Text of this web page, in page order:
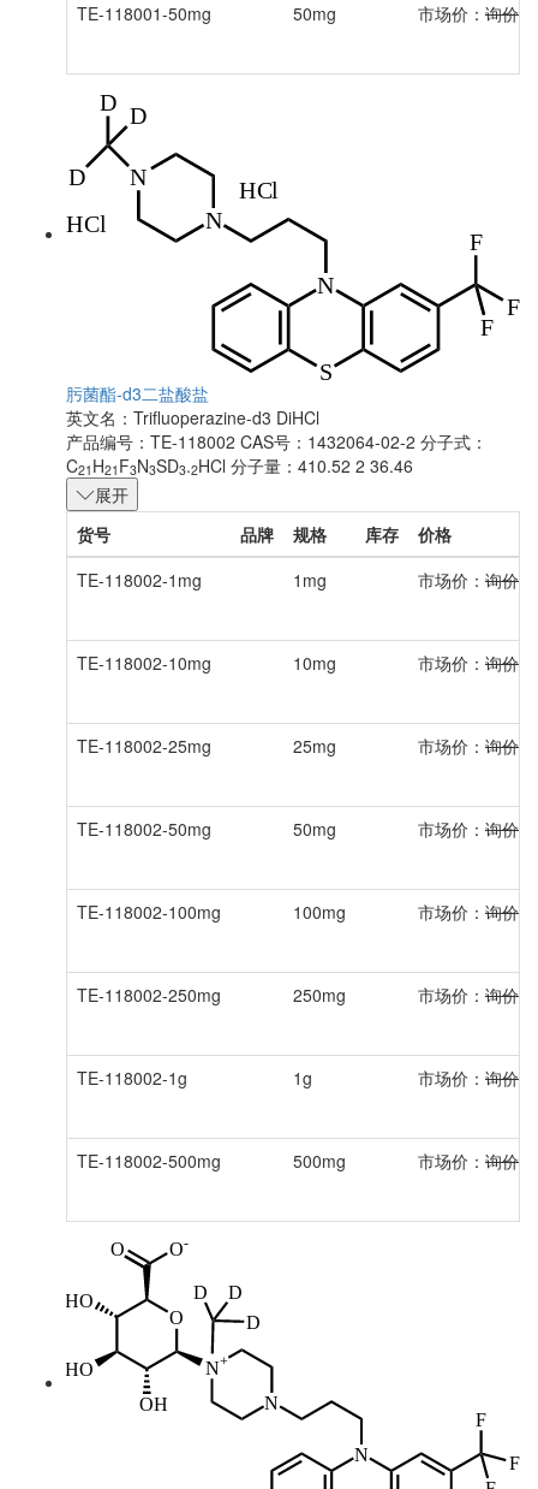
TE-118001-50mg 50mg 市场价： 询价
肟菌酯-d3二盐酸盐
英文名： Trifluoperazine-d3 DiHCl
产品编号：TE-118002 CAS号：1432064-02-2 分子式：
C21 H21 F3N3SD3.2HCl 分子量：410.52 2 36.46
展开
货号
品牌 规格 库存
价格
TE-118002-1mg
1mg 市场价： 询价
TE-118002-10mg 10mg 市场价： 询价
TE-118002-25mg 25mg 市场价： 询价
TE-118002-50mg 50mg 市场价： 询价
TE-118002-100mg 100mg 市场价： 询价
TE-118002-250mg 250mg 市场价： 询价
TE-118002-1g 1g 市场价： 询价
TE-118002-500mg 500mg 市场价： 询价